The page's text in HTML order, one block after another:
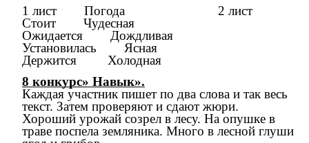
1 лист Погода 2 лист
Стоит Чудесная
Ожидается Дождливая
Установилась Ясная
Держится Холодная
8 конкурс» Навык».
Каждая участник пишет по два слова и так весь
текст. Затем проверяют и сдают жюри.
Хороший урожай созрел в лесу. На опушке в
траве поспела земляника. Много в лесной глуши